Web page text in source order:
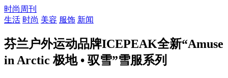
时尚周刊
生活 时尚 美容 服饰 新闻
芬兰户外运动品牌ICEPEAK全新“Amuse
in Arctic 极地 • 驭雪”雪服系列